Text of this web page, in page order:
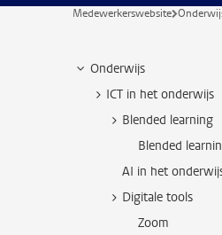
Medewerkerswebsite
Onderwijs
ICT in het onderwijs
Blended learning
Blended
AI in het
Digitale tools
Zoom